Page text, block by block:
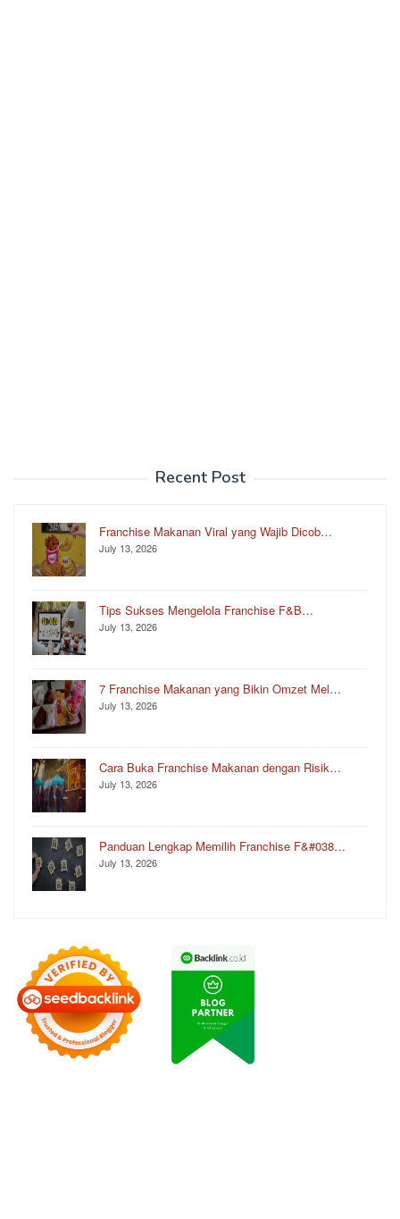
Recent Post
Franchise Makanan Viral yang Wajib Dicob…
July 13, 2026
Tips Sukses Mengelola Franchise F&B…
July 13, 2026
7 Franchise Makanan yang Bikin Omzet Mel…
July 13, 2026
Cara Buka Franchise Makanan dengan Risik…
July 13, 2026
Panduan Lengkap Memilih Franchise F&#038…
July 13, 2026